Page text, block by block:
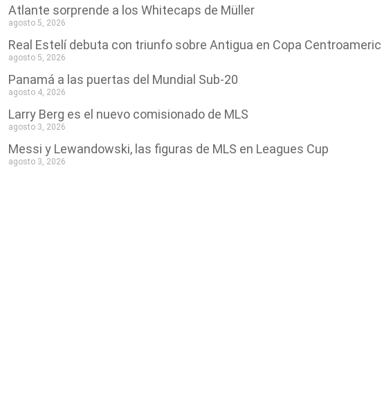
Atlante sorprende a los Whitecaps de Müller
agosto 5, 2026
Real Estelí debuta con triunfo sobre Antigua en Copa
agosto 5, 2026
Panamá a las puertas del Mundial Sub-20
agosto 4, 2026
Larry Berg es el nuevo comisionado de MLS
agosto 3, 2026
Messi y Lewandowski, las figuras de MLS en Leagues Cup
agosto 3, 2026